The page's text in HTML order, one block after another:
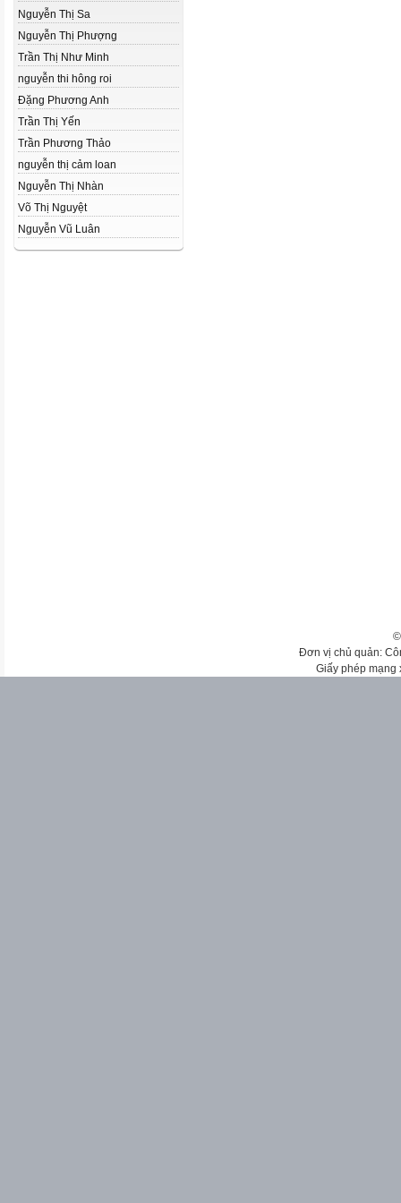
Nguyễn Thị Sa
Nguyễn Thị Phượng
Trần Thị Như Minh
nguyễn thi hông roi
Đặng Phương Anh
Trần Thị Yến
Trần Phương Thảo
nguyễn thị cảm loan
Nguyễn Thị Nhàn
Võ Thị Nguyệt
Nguyễn Vũ Luân
Đơn vị chủ quản:
Giấy phép mạng